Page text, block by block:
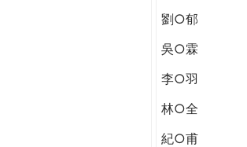
劉○郁
吳○霖
李○羽
林○全
紀○甫